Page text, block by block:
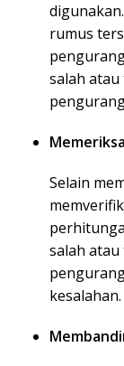
rumus
salah atau
Selain
salah atau
kesalahan.